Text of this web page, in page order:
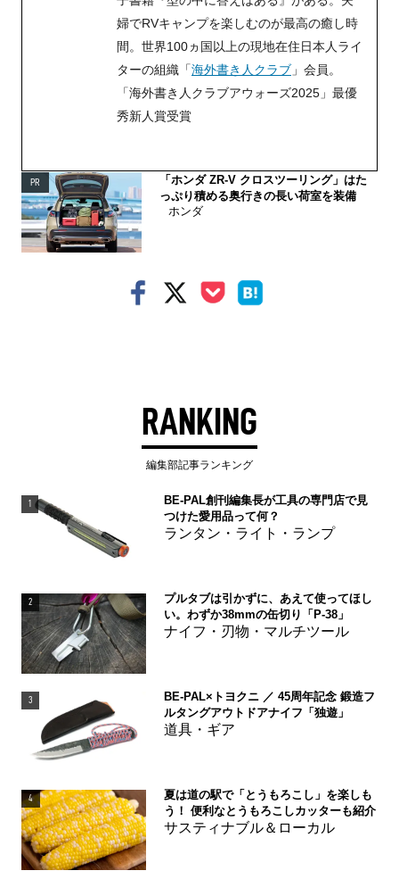
婦でRVキャンプを楽しむのが最高の癒し時
間。世界100ヵ国以上の現地在住日本人ライ
ターの組織「海外書き人クラブ 」会員。
「海外書き人クラブアウォーズ2025」最優
秀新人賞受賞
PR
「ホンダ ZR-V クロスツーリング」はた
っぷり積める奥行きの長い荷室を装備
ホンダ
RANKING
編集部記事ランキング
1
BE-PAL創刊編集長が工具の専門店で見
つけた愛用品って何？
ランタン・ライト・ランプ
2
プルタブは引かずに、あえて使ってほし
い。わずか38mmの缶切り「P-38」
ナイフ・刃物・マルチツール
3
BE-PAL×トヨクニ ／ 45周年記念 鍛造フ
ルタングアウトドアナイフ「独遊」
道具・ギア
4
夏は道の駅で「とうもろこし」を楽しも
う！ 便利なとうもろこしカッターも紹介
サスティナブル＆ローカル